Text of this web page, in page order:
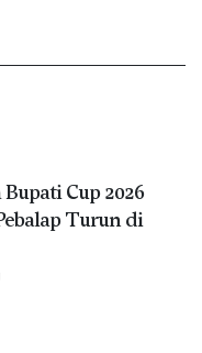
Cup 2026
Turun di